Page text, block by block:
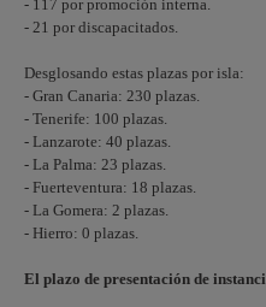
- 117 por promoción interna.
- 21 por discapacitados.
Desglosando estas plazas por isla:
- Gran Canaria: 230 plazas.
- Tenerife: 100 plazas.
- Lanzarote: 40 plazas.
- La Palma: 23 plazas.
- Fuerteventura: 18 plazas.
- La Gomera: 2 plazas.
- Hierro: 0 plazas.
El plazo de presentación de